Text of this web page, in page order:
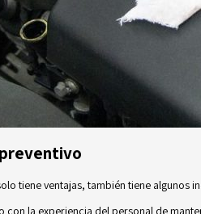
tiene ventajas, también tiene algunos
con la experiencia del personal de